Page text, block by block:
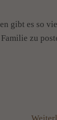
gibt es so
zu